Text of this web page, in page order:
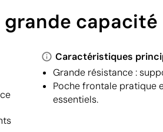
Caractéristiques
Grande résistance :
Poche frontale pratique
essentiels.